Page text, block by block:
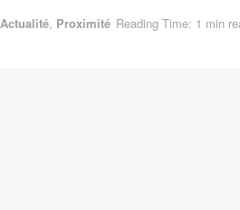
Actualité, Proximité Reading Time: 1 min